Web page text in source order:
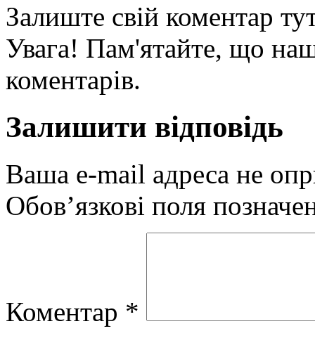
Залиште свій коментар
Увага! Пам'ятайте, що
коментарів.
Залишити відповідь
Ваша e-mail адреса не
Обов’язкові поля
Коментар *